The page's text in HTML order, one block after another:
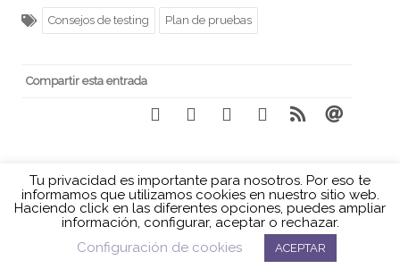
Consejos de testing Plan de pruebas
Compartir esta entrada
REFUERZOS DE ÚLTIMA HORA
DOCUMENTACIÓN
Política de cookies